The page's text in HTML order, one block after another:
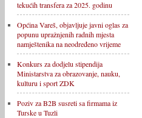
tekućih transfera za 2025. godinu
Općina Vareš, objavljuje javni oglas za
popunu upražnjenih radnih mjesta
namještenika na neodređeno vrijeme
Konkurs za dodjelu stipendija
Ministarstva za obrazovanje, nauku,
kulturu i sport ZDK
Poziv za B2B susreti sa firmama iz
Turske u Tuzli